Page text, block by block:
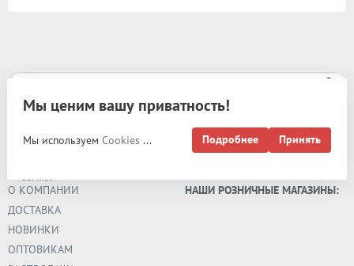
Карта сайта
ЭВРИКА
О КОМПАНИИ
ДОСТАВКА
НОВИНКИ
ОПТОВИКАМ
НАШИ РОЗНИЧНЫЕ МАГАЗИНЫ:
Мы ценим вашу приватность!
Мы используем Cookies... Подробнее Принять